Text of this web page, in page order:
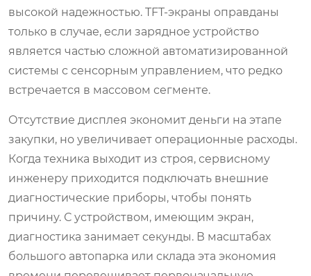
высокой надежностью. TFT-экраны оправданы
только в случае, если зарядное устройство
является частью сложной автоматизированной
системы с сенсорным управлением, что редко
встречается в массовом сегменте.
Отсутствие дисплея экономит деньги на этапе
закупки, но увеличивает операционные расходы.
Когда техника выходит из строя, сервисному
инженеру приходится подключать внешние
диагностические приборы, чтобы понять
причину. С устройством, имеющим экран,
диагностика занимает секунды. В масштабах
большого автопарка или склада эта экономия